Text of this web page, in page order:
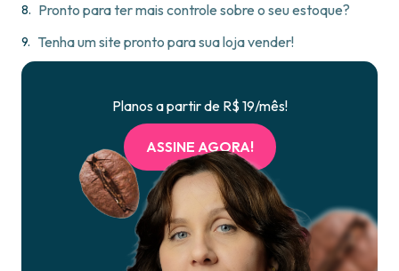
Pronto para ter mais controle sobre o seu estoque?
Tenha um site pronto para sua loja vender!
Planos a partir de R$ 19/mês!
ASSINE AGORA!